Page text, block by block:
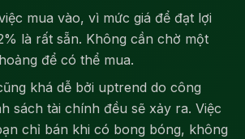
mua vào, vì mức giá để đạt lợi
là rất sẵn. Không cần chờ một
để có thể mua.
khá dễ bởi uptrend do công
sách tài chính đều sẽ xảy ra. Việc
chỉ bán khi có bong bóng, không